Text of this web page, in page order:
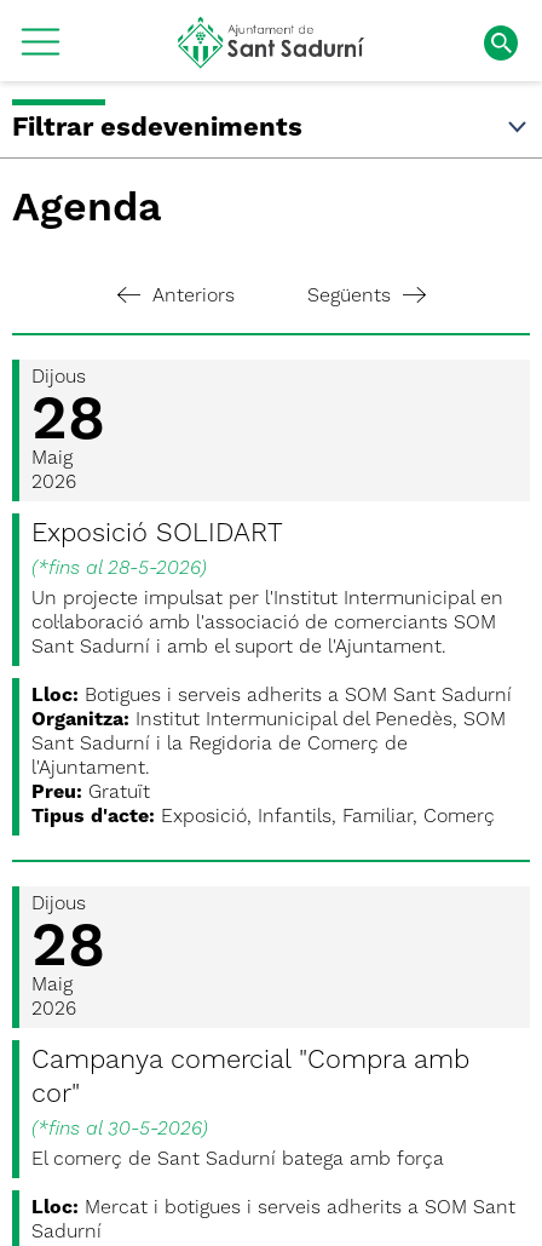
Filtrar esdeveniments
Agenda
Anteriors Següents
Dijous
28
Maig
2026
Exposició SOLIDART
(*fins al 28-5-2026)
Un projecte impulsat per l'Institut Intermunicipal en
col·laboració amb l'associació de comerciants SOM
Sant Sadurní i amb el suport de l'Ajuntament.
Lloc: Botigues i serveis adherits a SOM Sant Sadurní
Organitza:
Institut Intermunicipal del Penedès, SOM
Sant Sadurní i la Regidoria de Comerç de
l'Ajuntament.
Preu: Gratuït
Tipus d'acte: Exposició, Infantils, Familiar, Comerç
Dijous
28
Maig
2026
Campanya comercial "Compra amb
cor"
(*fins al 30-5-2026)
El comerç de Sant Sadurní batega amb força
Lloc: Mercat i botigues i serveis adherits a SOM Sant
Sadurní